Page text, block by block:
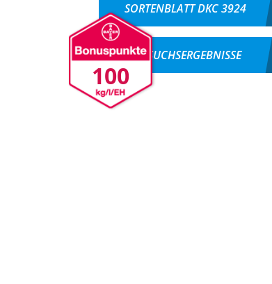
100
SORTENBLATT DKC 3924
VERSUCHSERGEBNISSE